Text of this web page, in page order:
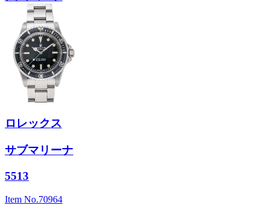
ロレックス
サブマリーナ
5513
Item No.70964